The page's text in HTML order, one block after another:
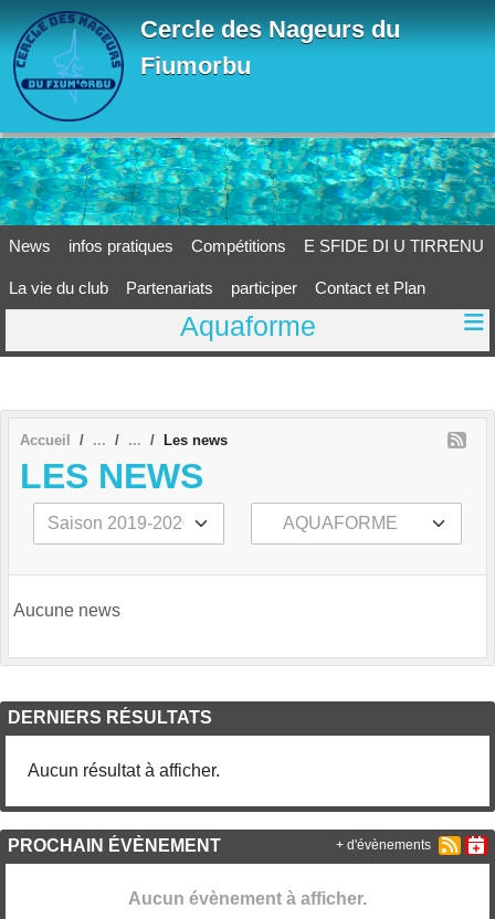
Cercle des Nageurs du
Fiumorbu
News infos pratiques Compétitions E SFIDE DI U TIRRENU
La vie du club Partenariats participer Contact et Plan
Aquaforme
Accueil Les news
LES NEWS
Aucune news
DERNIERS RÉSULTATS
Aucun résultat à afficher.
PROCHAIN ÉVÈNEMENT
Aucun évènement à afficher.
+ d'évènements
Panneau de gestion des cookies